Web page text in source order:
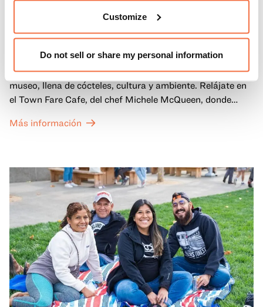
Customize
Do not sell or share my personal information
Jueves en el OMCA
Disfruta de ThursDates en el OMCA: tu cita semanal en el
museo, llena de cócteles, cultura y ambiente. Relájate en
el Town Fare Cafe, del chef Michele McQueen, donde
fondo, o explora las galerías, que cobran vida por la noche
adultos!
Más información